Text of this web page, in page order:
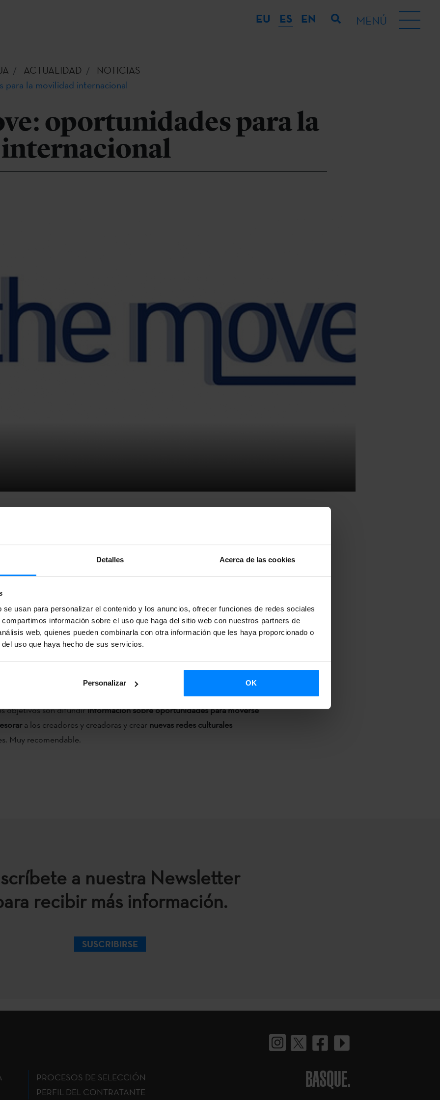
Detalles Acerca de las cookies
usan para personalizar el contenido y los anuncios, ofrecer funciones de redes sociales
información sobre el uso que haga del sitio web con nuestros partners de
web, quienes pueden combinarla con otra información que les haya proporcionado o
uso que haya hecho de sus servicios.
Personalizar OK
EU ES EN MENÚ
ACTUALIDAD
NOTICIAS
la movilidad internacional
oportunidades para la
a recursos que facilitan la movilidad cultural internacionalvisita la
Move
la Comisión Europea y que se compone de más de 35 socios de unos 20
a recursos que facilitan la movilidad cultural internacional
la Comisión Europea y que se compone de más de 35 socios de unos 20
objetivos son difundirinformación sobreoportunidades para moverse
a los creadores y creadoras y crearnuevas redes culturales
Muy recomendable.
a nuestra Newsletter
recibir más información.
SUSCRIBIRSE
PROCESOS DE SELECCIÓN
PERFIL DEL CONTRATANTE
BASQUE.